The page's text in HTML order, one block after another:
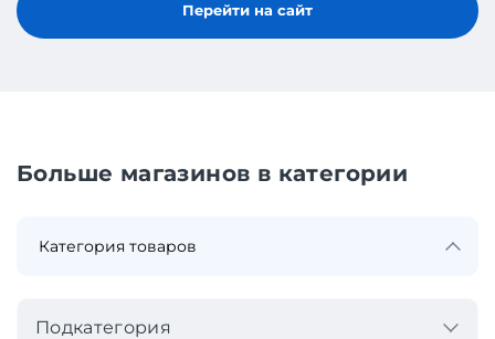
Перейти на сайт
Больше магазинов в категории
Подкатегория